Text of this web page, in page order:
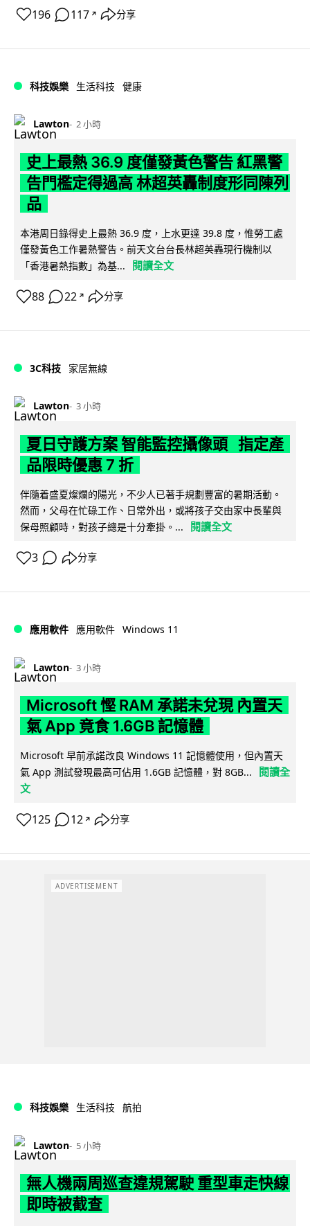
196 117 ↗ 分享
科技娛樂 生活科技 健康
Lawton 2 小時
史上最熱 36.9 度僅發黃色警告 紅黑警
告門檻定得過高 林超英轟制度形同陳列
品
本港周日錄得史上最熱 36.9 度，上水更達 39.8 度，惟勞工處
僅發黃色工作暑熱警告。前天文台台長林超英轟現行機制以
「香港暑熱指數」為基...
閱讀全文
88 22 ↗ 分享
3C科技 家居無線
Lawton 3 小時
夏日守護方案 智能監控攝像頭 指定產
品限時優惠 7 折
伴隨着盛夏燦爛的陽光，不少人已著手規劃豐富的暑期活動。
然而，父母在忙碌工作、日常外出，或將孩子交由家中長輩與
保母照顧時，對孩子總是十分牽掛。...
閱讀全文
3 分享
應用軟件 應用軟件 Windows 11
Lawton 3 小時
Microsoft 慳 RAM 承諾未兌現 內置天
氣 App 竟食 1.6GB 記憶體
Microsoft 早前承諾改良 Windows 11 記憶體使用，但內置天
氣 App 測試發現最高可佔用 1.6GB 記憶體，對 8GB...
閱讀全
文
125 12 ↗ 分享
ADVERTISEMENT
科技娛樂 生活科技 航拍
Lawton 5 小時
無人機兩周巡查違規駕駛 重型車走快線
即時被截查